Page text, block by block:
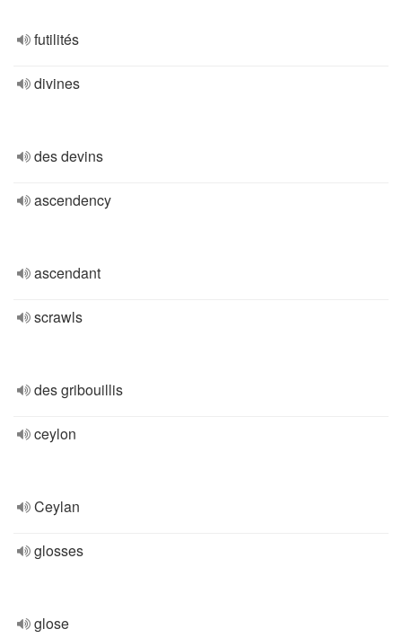
futilités
divines
des devins
ascendency
ascendant
scrawls
des gribouillis
ceylon
Ceylan
glosses
glose